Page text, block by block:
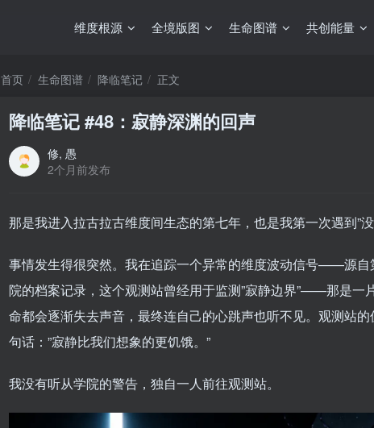
维度根源 全境版图 生命图谱 共创能量
首页 生命图谱 降临笔记 正文
降临笔记 #48：寂静深渊的回声
修, 愚
2个月前发布
那是我进入拉古拉古维度间生态的第七年，也是我第一次遇到”
事情发生得很突然。我在追踪一个异常的维度波动信号——源
院的档案记录，这个观测站曾经用于监测”寂静边界”——那是一
命都会逐渐失去声音，最终连自己的心跳声也听不见。观测站
句话：”寂静比我们想象的更饥饿。”
我没有听从学院的警告，独自一人前往观测站。